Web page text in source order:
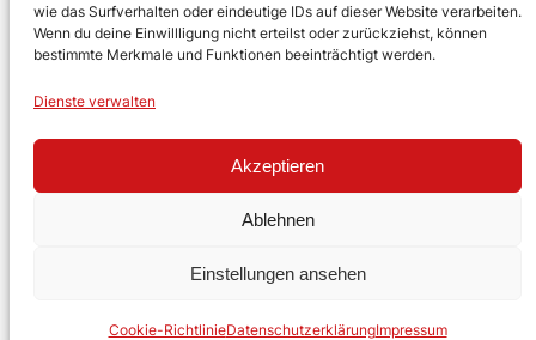
wie das Surfverhalten oder eindeutige IDs auf dieser Website verarbeiten.
Wenn du deine Einwillligung nicht erteilst oder zurückziehst, können
bestimmte Merkmale und Funktionen beeinträchtigt werden.
Dienste verwalten
Akzeptieren
Ablehnen
Einstellungen ansehen
Cookie-RichtlinieDatenschutzerklärungImpressum
Evangelische Kirchengemeinde
Lobberich/Hinsbeck
Über uns
Kontakt
Ehrenamt
Datenschutz
Facebook
Gestaltet mitWordPress